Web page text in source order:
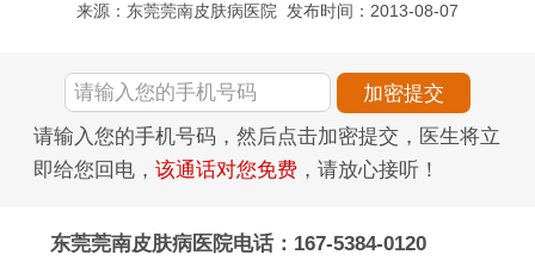
来源：东莞莞南皮肤病医院 发布时间：2013-08-07
请输入您的手机号码，然后点击加密提交，医生将立
即给您回电， 该通话对您免费 ，请放心接听！
东莞莞南皮肤病医院电话：167-5384-0120